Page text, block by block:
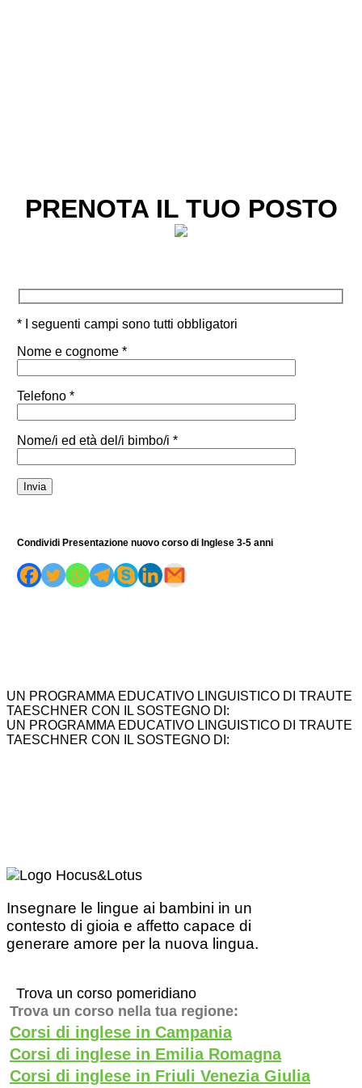
PRENOTA IL TUO POSTO
* I seguenti campi sono tutti obbligatori
Nome e cognome *
Telefono *
Nome/i ed età del/i bimbo/i *
Condividi Presentazione nuovo corso di Inglese 3-5 anni
UN PROGRAMMA EDUCATIVO LINGUISTICO DI TRAUTE
TAESCHNER CON IL SOSTEGNO DI:
UN PROGRAMMA EDUCATIVO LINGUISTICO DI TRAUTE
TAESCHNER CON IL SOSTEGNO DI:
Insegnare le lingue ai bambini in un
contesto di gioia e affetto capace di
generare amore per la nuova lingua.
Trova un corso pomeridiano
Trova un corso nella tua regione:
Corsi di inglese in Campania
Corsi di inglese in Emilia Romagna
Corsi di inglese in Friuli Venezia Giulia